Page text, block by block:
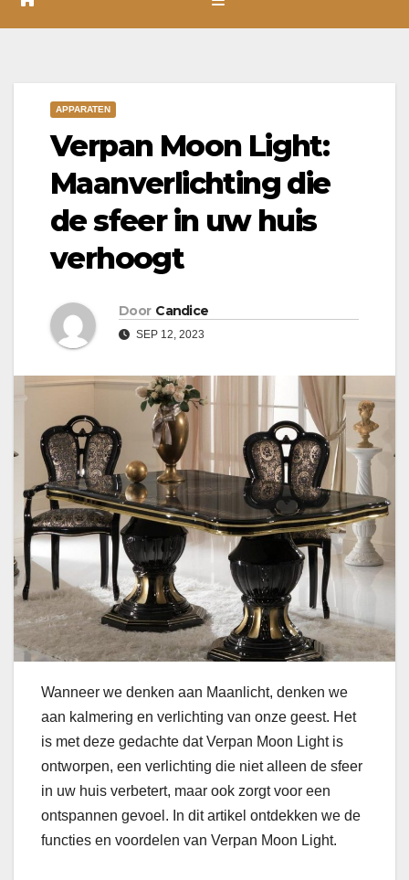
APPARATEN
Verpan Moon Light:
Maanverlichting die
de sfeer in uw huis
verhoogt
Door Candice
SEP 12, 2023
Wanneer we denken aan Maanlicht, denken we
aan kalmering en verlichting van onze geest. Het
is met deze gedachte dat Verpan Moon Light is
ontworpen, een verlichting die niet alleen de sfeer
in uw huis verbetert, maar ook zorgt voor een
ontspannen gevoel. In dit artikel ontdekken we de
functies en voordelen van Verpan Moon Light.